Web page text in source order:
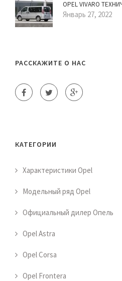
OPEL VIVARO
Январь 27, 2022
РАССКАЖИТЕ О НАС
КАТЕГОРИИ
Характеристики Opel
Модельный ряд Opel
Официальный дилер Опель
Opel Astra
Opel Corsa
Opel Frontera